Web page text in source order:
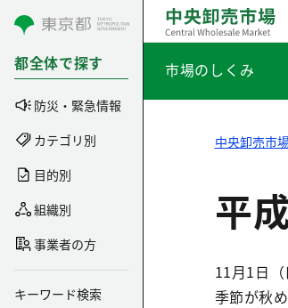
コンテンツにスキップ
都全体で探す
防災・緊急情報
カテゴリ別
目的別
組織別
事業者の方
キーワード検索
市場のしくみ
中央卸売市
平
11月1日
季節が秋